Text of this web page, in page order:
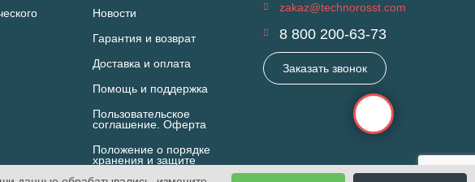
Новости
Гарантия и возврат
Доставка и оплата
Помощь и поддержка
Пользовательское
соглашение. Оферта
Положение о порядке
хранения и защите
zakaz@technorosst.com
8 800 200-63-73
Заказать звонок